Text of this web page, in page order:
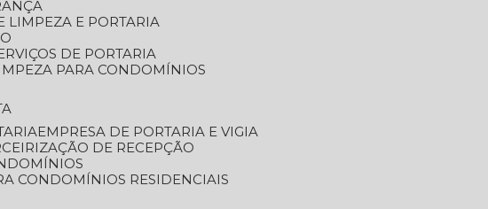
LIMPEZA E PORTARIA
DE PORTARIA
PARA CONDOMÍNIOS
EMPRESA DE PORTARIA E VIGIA
DE RECEPÇÃO
CONDOMÍNIOS RESIDENCIAIS